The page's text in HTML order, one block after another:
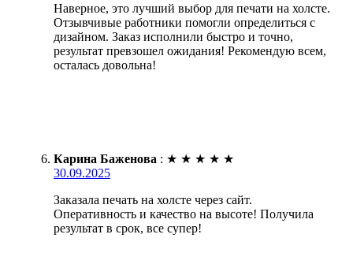
Наверное, это лучший выбор для печати на холсте.
Отзывчивые работники помогли определиться с
дизайном. Заказ исполнили быстро и точно,
результат превзошел ожидания! Рекомендую всем,
осталась довольна!
Карина Баженова : ★ ★ ★ ★ ★
30.09.2025
Заказала печать на холсте через сайт.
Оперативность и качество на высоте! Получила
результат в срок, все супер!